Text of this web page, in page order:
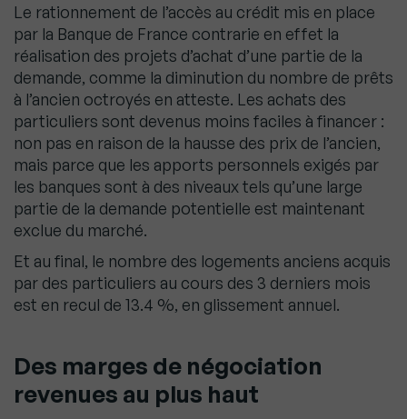
Le rationnement de l’accès au crédit mis en place
par la Banque de France contrarie en effet la
réalisation des projets d’achat d’une partie de la
demande, comme la diminution du nombre de prêts
à l’ancien octroyés en atteste. Les achats des
particuliers sont devenus moins faciles à financer :
non pas en raison de la hausse des prix de l’ancien,
mais parce que les apports personnels exigés par
les banques sont à des niveaux tels qu’une large
partie de la demande potentielle est maintenant
exclue du marché.
Et au final, le nombre des logements anciens acquis
par des particuliers au cours des 3 derniers mois
est en recul de 13.4 %, en glissement annuel.
Des marges de négociation
revenues au plus haut